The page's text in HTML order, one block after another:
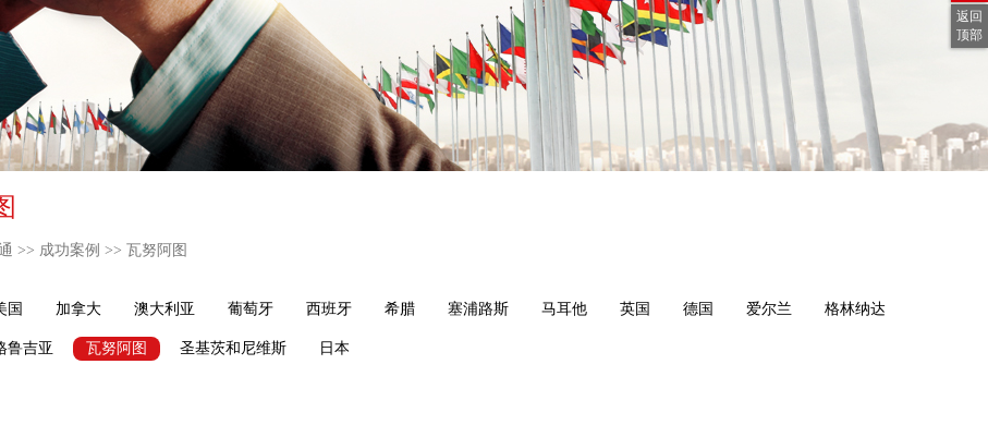
>> 成功案例 >> 瓦努阿图
国 加拿大 澳大利亚 葡萄牙 西班牙 希腊 塞浦路斯 马耳他 英国 德国 爱尔兰 格林纳达
鲁吉亚 瓦努阿图 圣基茨和尼维斯 日本
返回
顶部